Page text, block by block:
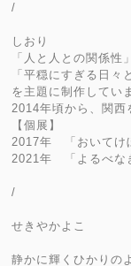
/
しおり
「人と人との関係性」
「平穏にすぎる日々
を主題に制作してい
2014年頃から、関西
【個展】
2017年 「おいてけ
2021年 「よるべな
/
せきやかよこ
静かに輝くひかりの